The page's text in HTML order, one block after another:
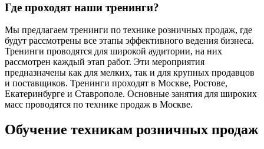
Где проходят наши тренинги?
Мы предлагаем тренинги по технике розничных продаж, где
будут рассмотрены все этапы эффективного ведения бизнеса.
Тренинги проводятся для широкой аудитории, на них
рассмотрен каждый этап работ. Эти мероприятия
предназначены как для мелких, так и для крупных продавцов
и поставщиков. Тренинги проходят в Москве, Ростове,
Екатеринбурге и Ставрополе. Основные занятия для широких
масс проводятся по технике продаж в Москве.
Обучение техникам розничных продаж